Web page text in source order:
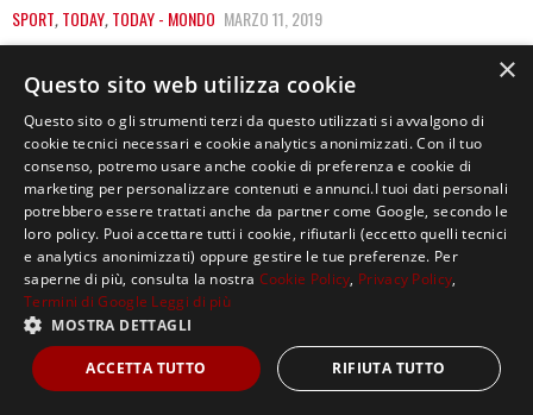
SPORT,TODAY,TODAY - MONDO MARZO 11, 2019
ZIDANE SCIOGLIE LA RISERVA SUL SUO
FUTURO: TORNERÀ AL REAL MADRID
Una notizia che ha del clamoroso: Zineddin Lyazid
Zidan meglio conosciuto come Zinedine Zidane, in…
Copyright ©2021, MASTERX Tutti i diritti riservati.
×
Questo sito web utilizza cookie
Questo sito o gli strumenti terzi da questo utilizzati si avvalgono di
cookie tecnici necessari e cookie analytics anonimizzati. Con il tuo
consenso, potremo usare anche cookie di preferenza e cookie di
marketing per personalizzare contenuti e annunci.I tuoi dati personali
potrebbero essere trattati anche da partner come Google, secondo le
loro policy. Puoi accettare tutti i cookie, rifiutarli (eccetto quelli tecnici
e analytics anonimizzati) oppure gestire le tue preferenze. Per
saperne di più, consulta la nostra Cookie Policy, Privacy Policy,
Termini di Google Leggi di più
MOSTRA DETTAGLI
ACCETTA TUTTO RIFIUTA TUTTO